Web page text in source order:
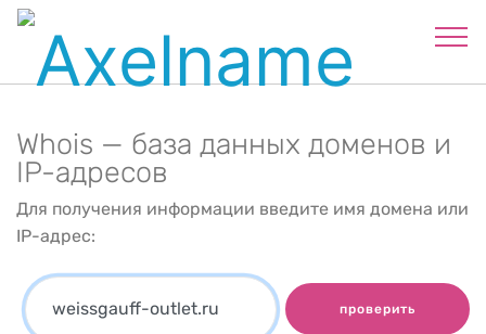
Whois — база данных доменов и
IP-адресов
Для получения информации введите имя домена или
IP-адрес:
проверить